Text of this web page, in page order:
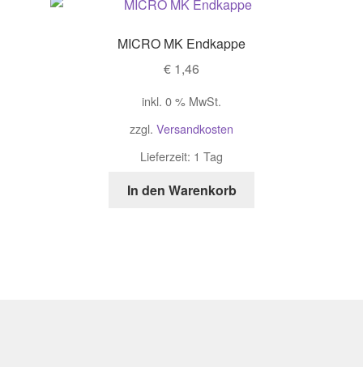
MICRO MK Endkappe
€ 1,46
inkl. 0 % MwSt.
zzgl. Versandkosten
Lieferzeit: 1 Tag
In den Warenkorb